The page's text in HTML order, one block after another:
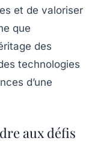
et de valoriser
que
des
technologies
d’une
aux défis